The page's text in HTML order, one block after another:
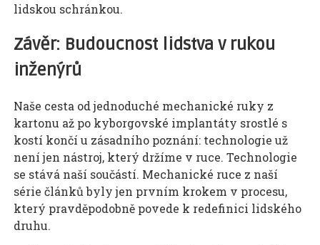
lidskou schránkou.
Závěr: Budoucnost lidstva v rukou
inženýrů
Naše cesta od jednoduché mechanické ruky z
kartonu až po kyborgovské implantáty srostlé s
kostí končí u zásadního poznání: technologie už
není jen nástroj, který držíme v ruce. Technologie
se stává naší součástí. Mechanické ruce z naší
série článků byly jen prvním krokem v procesu,
který pravděpodobně povede k redefinici lidského
druhu.